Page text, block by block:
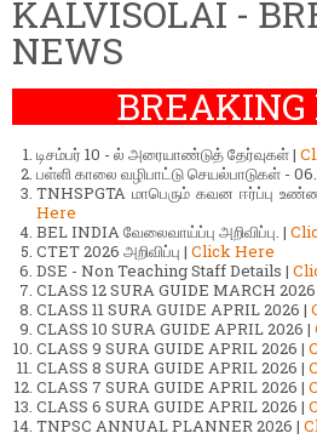
KALVISOLAI -
NEWS
BREAKING
டிசம்பர் 10 - ல் அரையாண்டுத் தேர்வுகள் |
பள்ளி காலை வழிபாட்டு செயல்பாடுகள் -
TNHSPGTA மாபெரும் கவன ஈர்ப்பு
Here
BEL INDIA வேலைவாய்ப்பு அறிவிப்பு. |
CTET 2026 அறிவிப்பு | Click Here
DSE - Non Teaching Staff Details |
CLASS 12 SURA GUIDE MARCH 2026
CLASS 11 SURA GUIDE APRIL 2026 |
CLASS 10 SURA GUIDE APRIL 2026 |
CLASS 9 SURA GUIDE APRIL 2026 |
CLASS 8 SURA GUIDE APRIL 2026 |
CLASS 7 SURA GUIDE APRIL 2026 |
CLASS 6 SURA GUIDE APRIL 2026 |
TNPSC ANNUAL PLANNER 2026 |